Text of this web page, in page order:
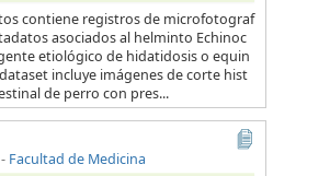
contiene registros de microfotograf
asociados al helminto Echinoc
etiológico de hidatidosis o equin
incluye imágenes de corte hist
de perro con pres...
- Facultad de Medicina